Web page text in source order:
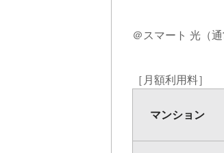
＠スマート 光（
［月額利用料］
マンション
マンション